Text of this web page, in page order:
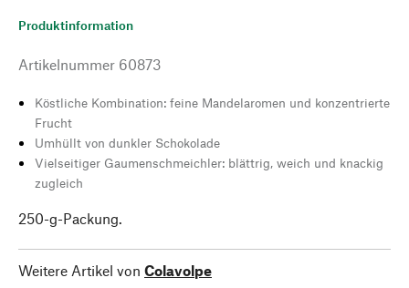
Produktinformation
Artikelnummer 60873
Köstliche Kombination: feine Mandelaromen und konzentrierte
Frucht
Umhüllt von dunkler Schokolade
Vielseitiger Gaumenschmeichler: blättrig, weich und knackig
zugleich
250-g-Packung.
Weitere Artikel von Colavolpe